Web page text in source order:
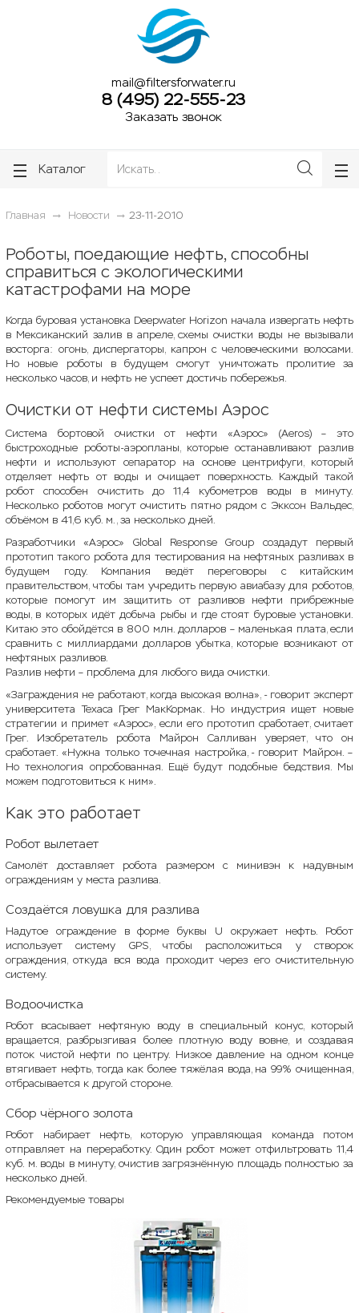
mail@filtersforwater.ru
8 (495) 22-555-23
Заказать звонок
Каталог
Главная Новости 23-11-2010
Роботы, поедающие нефть, способны
справиться с экологическими
катастрофами на море
Когда буровая установка Deepwater Horizon начала извергать нефть
в Мексиканский залив в апреле, схемы очистки воды не вызывали
восторга: огонь, диспергаторы, капрон с человеческими волосами.
Но новые роботы в будущем смогут уничтожать пролитие за
несколько часов, и нефть не успеет достичь побережья.
Очистки от нефти системы Аэрос
Система бортовой очистки от нефти «Аэрос» (Aeros) – это
быстроходные роботы-аэропланы, которые останавливают разлив
нефти и используют сепаратор на основе центрифуги, который
отделяет нефть от воды и очищает поверхность. Каждый такой
робот способен очистить до 11,4 кубометров воды в минуту.
Несколько роботов могут очистить пятно рядом с Экксон Вальдес,
объёмом в 41,6 куб. м., за несколько дней.
Разработчики «Аэрос» Global Response Group создадут первый
прототип такого робота для тестирования на нефтяных разливах в
будущем году. Компания ведёт переговоры с китайским
правительством, чтобы там учредить первую авиабазу для роботов,
которые помогут им защитить от разливов нефти прибрежные
воды, в которых идёт добыча рыбы и где стоят буровые установки.
Китаю это обойдётся в 800 млн. долларов – маленькая плата, если
сравнить с миллиардами долларов убытка, которые возникают от
нефтяных разливов.
Разлив нефти – проблема для любого вида очистки.
«Заграждения не работают, когда высокая волна», - говорит эксперт
университета Техаса Грег МакКормак. Но индустрия ищет новые
стратегии и примет «Аэрос», если его прототип сработает, считает
Грег. Изобретатель робота Майрон Салливан уверяет, что он
сработает. «Нужна только точечная настройка, - говорит Майрон. –
Но технология опробованная. Ещё будут подобные бедствия. Мы
можем подготовиться к ним».
Как это работает
Робот вылетает
Самолёт доставляет робота размером с минивэн к надувным
ограждениям у места разлива.
Создаётся ловушка для разлива
Надутое ограждение в форме буквы U окружает нефть. Робот
использует систему GPS, чтобы расположиться у створок
ограждения, откуда вся вода проходит через его очистительную
систему.
Водоочистка
Робот всасывает нефтяную воду в специальный конус, который
вращается, разбрызгивая более плотную воду вовне, и создавая
поток чистой нефти по центру. Низкое давление на одном конце
втягивает нефть, тогда как более тяжёлая вода, на 99% очищенная,
отбрасывается к другой стороне.
Сбор чёрного золота
Робот набирает нефть, которую управляющая команда потом
отправляет на переработку. Один робот может отфильтровать 11,4
куб. м. воды в минуту, очистив загрязнённую площадь полностью за
несколько дней.
Рекомендуемые товары